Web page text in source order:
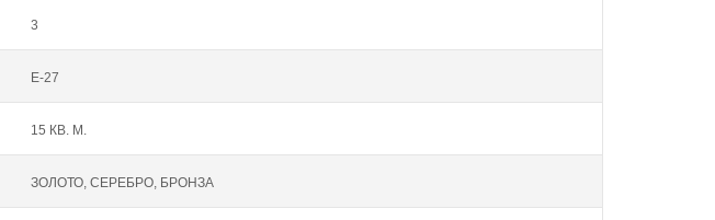
3
Е-27
15 КВ. М.
ЗОЛОТО, СЕРЕБРО, БРОНЗА